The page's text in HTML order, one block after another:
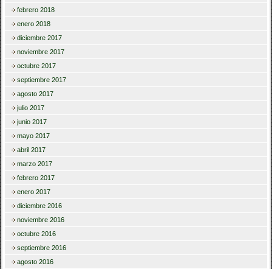
febrero 2018
enero 2018
diciembre 2017
noviembre 2017
octubre 2017
septiembre 2017
agosto 2017
julio 2017
junio 2017
mayo 2017
abril 2017
marzo 2017
febrero 2017
enero 2017
diciembre 2016
noviembre 2016
octubre 2016
septiembre 2016
agosto 2016